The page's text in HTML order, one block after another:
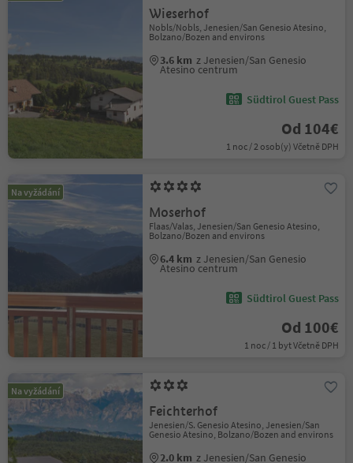
Wieserhof
Nobls/Nobls, Jenesien/San Genesio Atesino,
Bolzano/Bozen and environs
3.6 km z Jenesien/San Genesio
Atesino centrum
Südtirol Guest Pass
Od 104€
1 noc / 2 osob(y) Včetně DPH
Na vyžádání
Moserhof
Flaas/Valas, Jenesien/San Genesio Atesino,
Bolzano/Bozen and environs
6.4 km z Jenesien/San Genesio
Atesino centrum
Südtirol Guest Pass
Od 100€
1 noc / 1 byt Včetně DPH
Na vyžádání
Feichterhof
Jenesien/S. Genesio Atesino, Jenesien/San
Genesio Atesino, Bolzano/Bozen and environs
2.0 km z Jenesien/San Genesio